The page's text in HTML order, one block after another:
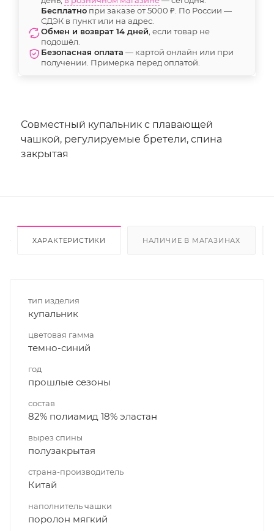
Бесплатно при заказе от 5000 ₽. По России —
СДЭК в пункт или на адрес.
Обмен и возврат 14 дней , если товар не
подошёл.
Безопасная оплата — картой онлайн или при
получении. Примерка перед оплатой.
Совместный купальник с плавающей
чашкой, регулируемые бретели, спина
закрытая
ХАРАКТЕРИСТИКИ НАЛИЧИЕ В МАГАЗИНАХ
тип изделия
купальник
цветовая гамма
темно-синий
год
прошлые сезоны
состав
82% полиамид 18% эластан
вырез спины
полузакрытая
страна-производитель
Китай
наполнитель чашки
поролон мягкий